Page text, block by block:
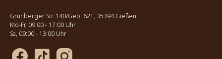
Grünberger Str. 140/Geb. 621, 35394 Gießen
Mo-Fr, 09:00 - 17:00 Uhr
Sa, 09:00 - 13:00 Uhr